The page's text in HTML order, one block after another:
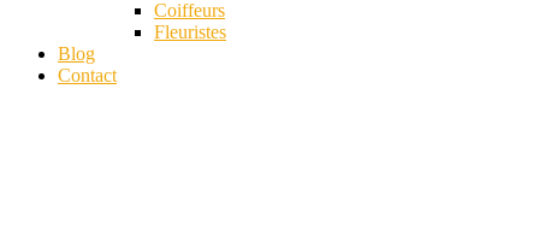
Coiffeurs
Fleuristes
Blog
Contact